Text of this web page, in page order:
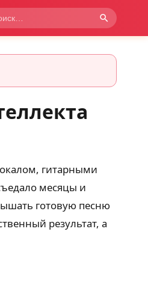
гитарными
месяцы и
готовую песню
результат, а